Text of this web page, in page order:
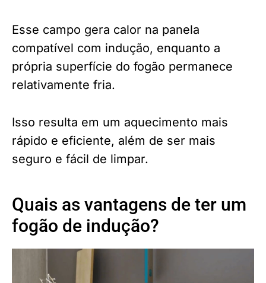
Esse campo gera calor na panela
compatível com indução, enquanto a
própria superfície do fogão permanece
relativamente fria.
Isso resulta em um aquecimento mais
rápido e eficiente, além de ser mais
seguro e fácil de limpar.
Quais as vantagens de ter um
fogão de indução?